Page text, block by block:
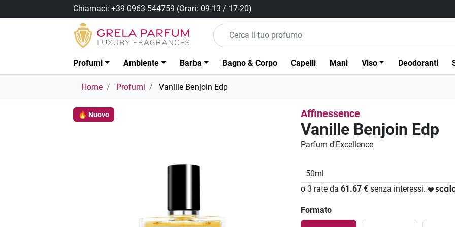
Chiamaci:+39 0963 544759 (Orari: 09-13 / 17-20)
Profumi Ambiente Barba Bagno & Corpo Capelli Mani Viso Deodoranti
Home Profumi Vanille Benjoin Edp
🔥 Nuovo Affinessence
Vanille Benjoin Edp
Parfum d'Excellence
50ml
o 3 rate da61.67 € senza interessi.
Formato